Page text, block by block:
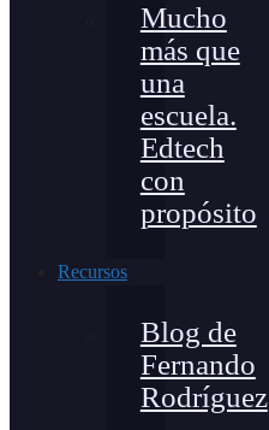
Mucho
más que
una
escuela.
Edtech
con
propósito
Recursos
Blog de
Fernando
Rodríguez